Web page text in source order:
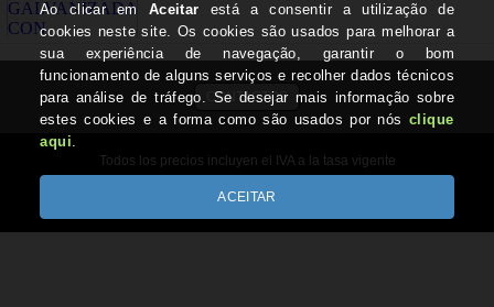
CONTACTOS
Todos los precios incluyen el IVA a la tasa vigente
Desenvolvido por Optimeios